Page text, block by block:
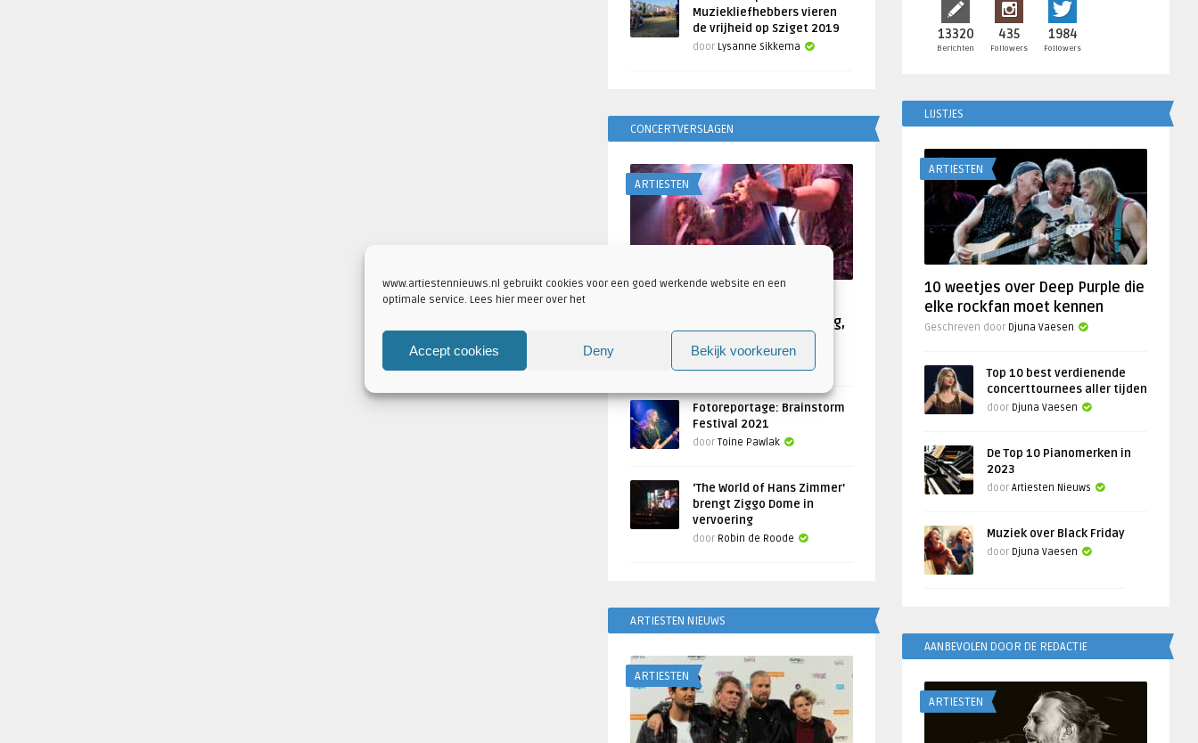
www.artiestennieuws.nl gebruikt cookies voor een goed werkende website en een
optimale service. Lees hier meer over het
Accept cookies Deny Bekijk voorkeuren
Muziekliefhebbers vieren
de vrijheid op Sziget 2019
door Lysanne Sikkema
CONCERTVERSLAGEN
ARTIESTEN
Atlantis en Xandria in De Helling,
Toine Pawlak
Fotoreportage: Brainstorm
Festival 2021
door Toine Pawlak
‘The World of Hans Zimmer’
brengt Ziggo Dome in
vervoering
door Robin de Roode
ARTIESTEN NIEUWS
ARTIESTEN
13320
Berichten
435
Followers
1984
Followers
LIJSTJES
ARTIESTEN
10 weetjes over Deep Purple die
elke rockfan moet kennen
Geschreven door Djuna Vaesen
Top 10 best verdienende
concerttournees aller tijden
door Djuna Vaesen
De Top 10 Pianomerken in
2023
door Artiesten Nieuws
Muziek over Black Friday
door Djuna Vaesen
AANBEVOLEN DOOR DE REDACTIE
ARTIESTEN